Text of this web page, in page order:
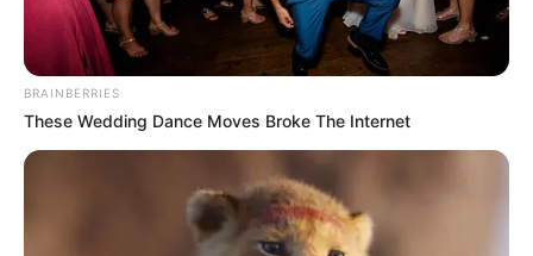
BRAINBERRIES
These Wedding Dance Moves Broke The Internet